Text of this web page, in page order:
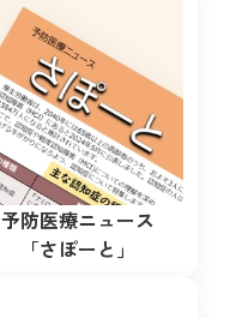
予防医療ニュース
「さぽーと」